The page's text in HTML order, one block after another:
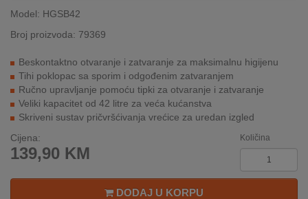
KONTAKT
KUPOVINA
NA
RATE
REKLAMACIJA
I
SERVIS
O
Model: HGSB42
Broj proizvoda: 79369
Beskontaktno otvaranje i zatvaranje za maksimalnu higijenu
Tihi poklopac sa sporim i odgođenim zatvaranjem
Ručno upravljanje pomoću tipki za otvaranje i zatvaranje
Veliki kapacitet od 42 litre za veća kućanstva
Skriveni sustav pričvršćivanja vrećice za uredan izgled
Cijena:
139,90 KM
Količina
DODAJ U KORPU